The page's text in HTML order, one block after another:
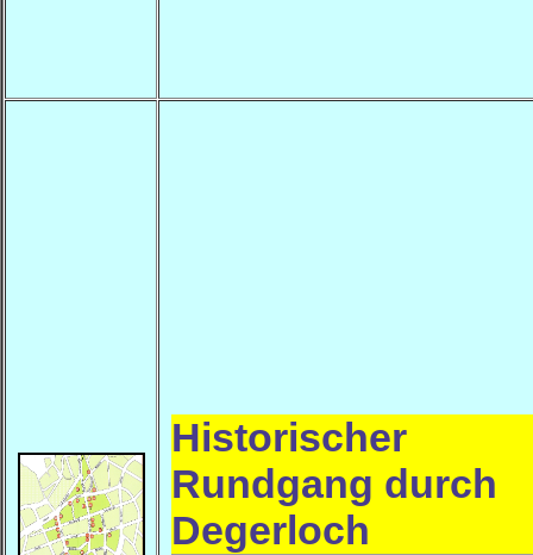
Historischer
Rundgang durch
Degerloch